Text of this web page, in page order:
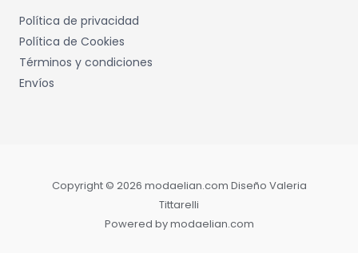
Política de privacidad
Política de Cookies
Términos y condiciones
Envíos
Copyright © 2026 modaelian.com Diseño Valeria
Tittarelli
Powered by modaelian.com